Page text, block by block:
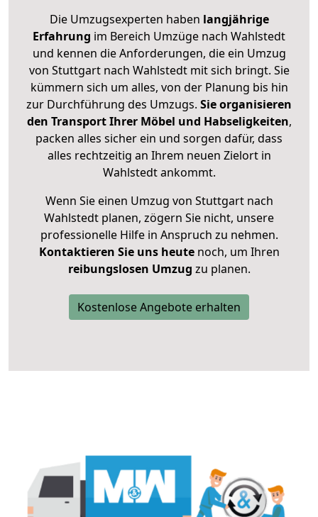
Die Umzugsexperten haben langjährige
Erfahrung im Bereich Umzüge nach Wahlstedt
und kennen die Anforderungen, die ein Umzug
von Stuttgart nach Wahlstedt mit sich bringt. Sie
kümmern sich um alles, von der Planung bis hin
zur Durchführung des Umzugs. Sie organisieren
den Transport Ihrer Möbel und Habseligkeiten,
packen alles sicher ein und sorgen dafür, dass
alles rechtzeitig an Ihrem neuen Zielort in
Wahlstedt ankommt.
Wenn Sie einen Umzug von Stuttgart nach
Wahlstedt planen, zögern Sie nicht, unsere
professionelle Hilfe in Anspruch zu nehmen.
Kontaktieren Sie uns heutenoch, um Ihren
reibungslosen Umzug zu planen.
Kostenlose Angebote erhalten